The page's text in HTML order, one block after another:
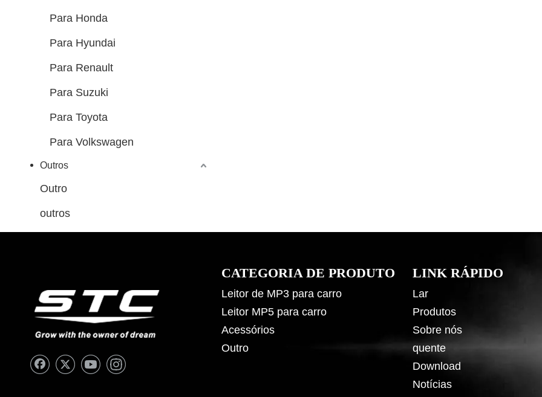
Para Honda
Para Hyundai
Para Renault
Para Suzuki
Para Toyota
Para Volkswagen
Outros
Outro
outros
CATEGORIA DE PRODUTO
Leitor de MP3 para carro
Leitor MP5 para carro
Acessórios
Outro
LINK RÁPIDO
Lar
Produtos
Sobre nós
quente
Download
Notícias